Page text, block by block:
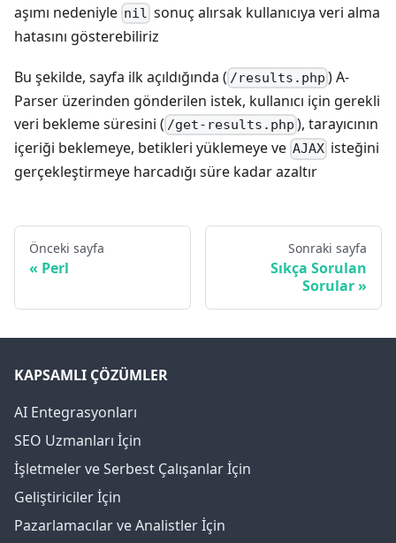
aşımı nedeniyle nil sonuç alırsak kullanıcıya veri alma
hatasını gösterebiliriz
Bu şekilde, sayfa ilk açıldığında ( /results.php ) A-
Parser üzerinden gönderilen istek, kullanıcı için gerekli
veri bekleme süresini ( /get-results.php ), tarayıcının
içeriği beklemeye, betikleri yüklemeye ve AJAX isteğini
gerçekleştirmeye harcadığı süre kadar azaltır
Önceki sayfa
Perl
Sonraki sayfa
Sıkça Sorulan
Sorular
KAPSAMLI ÇÖZÜMLER
AI Entegrasyonları
SEO Uzmanları İçin
İşletmeler ve Serbest Çalışanlar İçin
Geliştiriciler İçin
Pazarlamacılar ve Analistler İçin